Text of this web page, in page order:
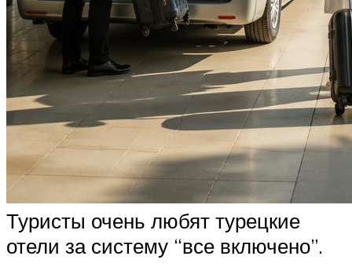
Туристы очень любят турецкие
отели за систему “все включено”.